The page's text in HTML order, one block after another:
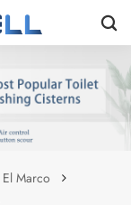
El Marco